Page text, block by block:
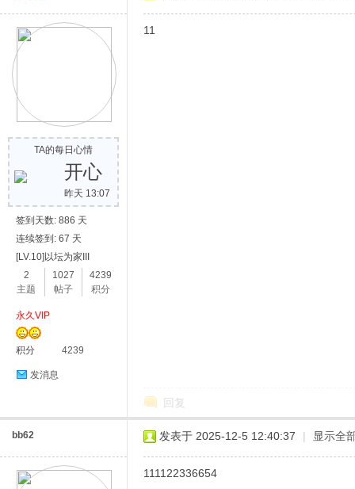
TA的每日心情
开心
昨天 13:07
签到天数: 886 天
连续签到: 67 天
[LV.10]以坛为家III
2
主题
1027
帖子
4239
积分
永久VIP
积分 4239
发消息
11
回复
bb62 发表于 2025-12-5 12:40:37 | 显示全
111122336654